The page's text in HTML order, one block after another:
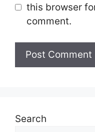
this browser
comment.
Search